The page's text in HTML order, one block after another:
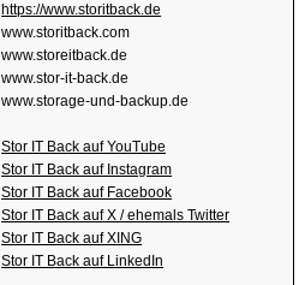
https://www.storitback.de
www.storitback.com
www.storeitback.de
www.stor-it-back.de
www.storage-und-backup.de
Stor IT Back auf YouTube
Stor IT Back auf Instagram
Stor IT Back auf Facebook
Stor IT Back auf X / ehemals Twitter
Stor IT Back auf XING
Stor IT Back auf LinkedIn